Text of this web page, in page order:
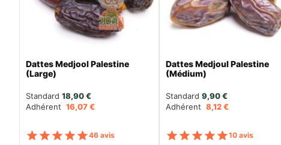
Dattes Medjool Palestine
(Large)
Standard 18,90€
Adhérent 16,07€
Note
46 avis
Dattes Medjoul Palestine
(Médium)
Standard 9,90€
Adhérent8,12€
Note
10 avis